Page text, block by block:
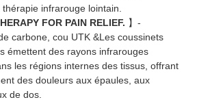
infrarouge lointain.
FOR PAIN RELIEF. 】-
carbone, cou UTK &Les coussinets
émettent des rayons infrarouges
les régions internes des tissus, offrant
des douleurs aux épaules, aux
de dos.